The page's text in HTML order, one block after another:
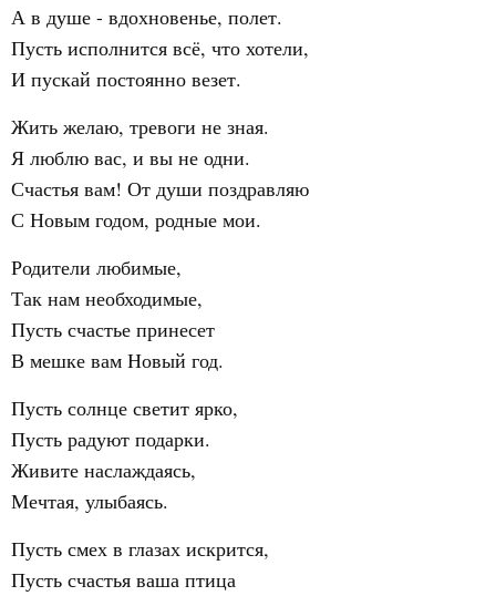
А в душе - вдохновенье, полет.
Пусть исполнится всё, что хотели,
И пускай постоянно везет.
Жить желаю, тревоги не зная.
Я люблю вас, и вы не одни.
Счастья вам! От души поздравляю
С Новым годом, родные мои.
Родители любимые,
Так нам необходимые,
Пусть счастье принесет
В мешке вам Новый год.
Пусть солнце светит ярко,
Пусть радуют подарки.
Живите наслаждаясь,
Мечтая, улыбаясь.
Пусть смех в глазах искрится,
Пусть счастья ваша птица